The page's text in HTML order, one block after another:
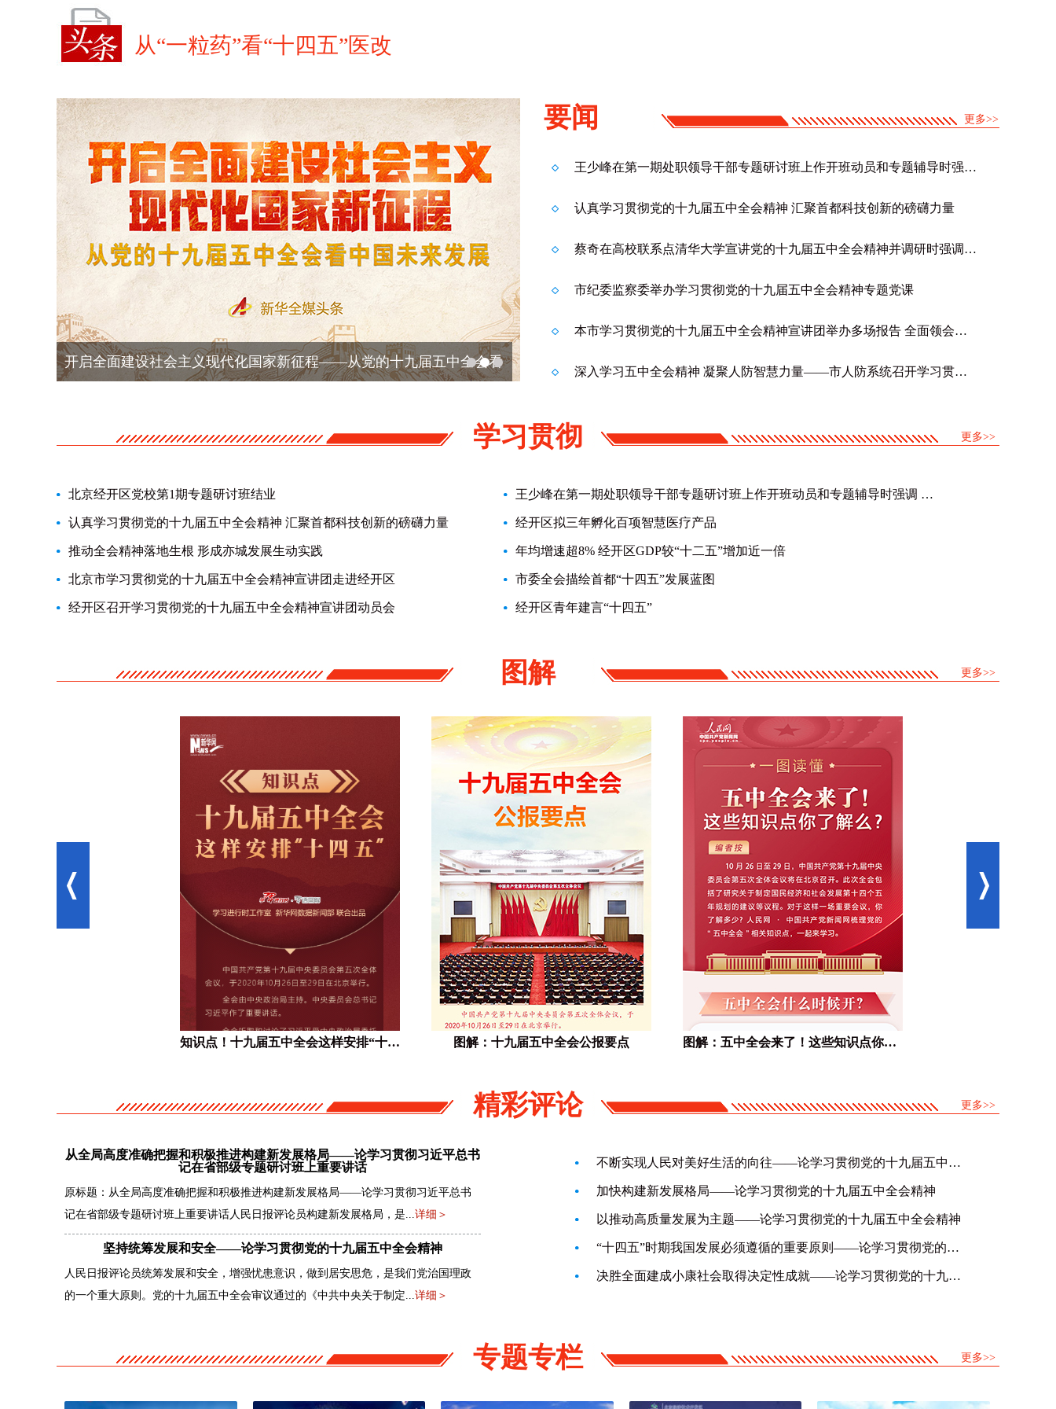
从“一粒药”看“十四五”医改
开启全面建设社会主义现代化国家新征程——从党的十九届五中全会看 速览！中共中央新闻发布会，这些要点需要关注
要闻 更多>>
王少峰在第一期处职领导干部专题研讨班上作开班动员和专题辅导时强调 努力当好服务首都发展的尖兵
认真学习贯彻党的十九届五中全会精神 汇聚首都科技创新的磅礴力量
蔡奇在高校联系点清华大学宣讲党的十九届五中全会精神并调研时强调 更好服务国家战略 深度融入首都发展 向世界一流大学前列迈进
市纪委监察委举办学习贯彻党的十九届五中全会精神专题党课
本市学习贯彻党的十九届五中全会精神宣讲团举办多场报告 全面领会思想精髓 践行全会精神
深入学习五中全会精神 凝聚人防智慧力量——市人防系统召开学习贯彻党的十九届五中全会精神报告会
学习贯彻 更多>>
北京经开区党校第1期专题研讨班结业 王少峰在第一期处职领导干部专题研讨班上作开班动员和专题辅导时强调 努力当好服务首都发展的尖兵
认真学习贯彻党的十九届五中全会精神 汇聚首都科技创新的磅礴力量 经开区拟三年孵化百项智慧医疗产品
推动全会精神落地生根 形成亦城发展生动实践 年均增速超8% 经开区GDP较“十二五”增加近一倍
北京市学习贯彻党的十九届五中全会精神宣讲团走进经开区 市委全会描绘首都“十四五”发展蓝图
经开区召开学习贯彻党的十九届五中全会精神宣讲团动员会 经开区青年建言“十四五”
图解 更多>>
知识点！十九届五中全会这样安排“十四五” 图解：十九届五中全会公报要点 图解：五中全会来了！这些知识点你了解么？
精彩评论 更多>>
从全局高度准确把握和积极推进构建新发展格局——论学习贯彻习近平总书
记在省部级专题研讨班上重要讲话
原标题：从全局高度准确把握和积极推进构建新发展格局——论学习贯彻习近平总书
记在省部级专题研讨班上重要讲话人民日报评论员构建新发展格局，是...详细＞
坚持统筹发展和安全——论学习贯彻党的十九届五中全会精神
人民日报评论员统筹发展和安全，增强忧患意识，做到居安思危，是我们党治国理政
的一个重大原则。党的十九届五中全会审议通过的《中共中央关于制定...详细＞
不断实现人民对美好生活的向往——论学习贯彻党的十九届五中全会精神
加快构建新发展格局——论学习贯彻党的十九届五中全会精神
以推动高质量发展为主题——论学习贯彻党的十九届五中全会精神
“十四五”时期我国发展必须遵循的重要原则——论学习贯彻党的十九届五中全会精神
决胜全面建成小康社会取得决定性成就——论学习贯彻党的十九届五中全会精神
专题专栏 更多>>